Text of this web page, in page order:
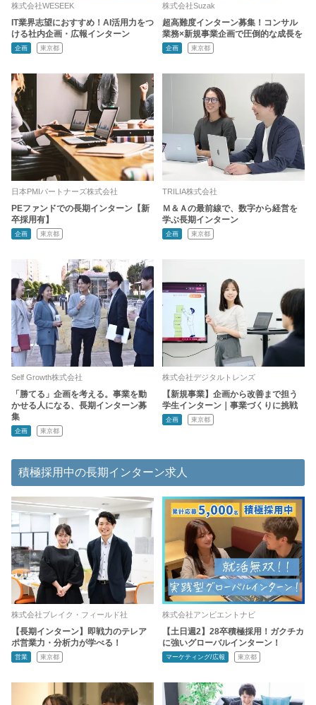
株式会社WESEEK
IT業界志望におすすめ！AI活用力をつ
ける社内企画・広報インターン
企画 東京都
株式会社Suzak
超高難度インターン募集！コンサル
業務×新規事業企画で圧倒的な成長を
企画 東京都
日本PMIパートナーズ株式会社
PEファンドでの長期インターン【新
卒採用有】
企画 東京都
TRILIA株式会社
Ｍ＆Ａの最前線で、数字から経営を
学ぶ長期インターン
企画 東京都
Self Growth株式会社
「勝てる」企画を考える。事業を動
かせる人になる、長期インターン募
集
企画 東京都
株式会社デジタルトレンズ
【新規事業】企画から改善まで担う
学生インターン｜事業づくりに挑戦
企画 東京都
積極採用中の長期インターン求人
株式会社ブレイク・フィールド社
【長期インターン】即戦力のテレア
ポ営業力・分析力が学べる！
営業 東京都
株式会社アンビエントナビ
【土日週2】28卒積極採用！ガクチカ
に強いグローバルインターン！
マーケティング/広報 東京都